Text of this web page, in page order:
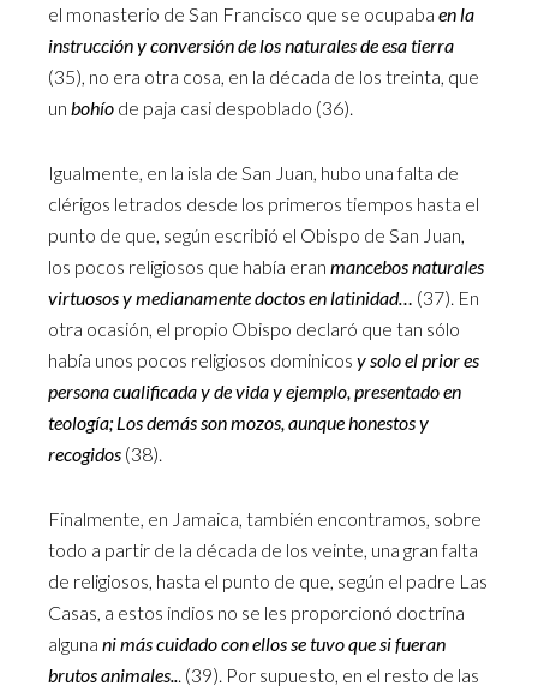
el monasterio de San Francisco que se ocupaba en la
instrucción y conversión de los naturales de esa tierra
(35), no era otra cosa, en la década de los treinta, que
un bohío de paja casi despoblado (36).
Igualmente, en la isla de San Juan, hubo una falta de
clérigos letrados desde los primeros tiempos hasta el
punto de que, según escribió el Obispo de San Juan,
los pocos religiosos que había eran mancebos naturales
virtuosos y medianamente doctos en latinidad… (37). En
otra ocasión, el propio Obispo declaró que tan sólo
había unos pocos religiosos dominicos y solo el prior es
persona cualificada y de vida y ejemplo, presentado en
teología; Los demás son mozos, aunque honestos y
recogidos (38).
Finalmente, en Jamaica, también encontramos, sobre
todo a partir de la década de los veinte, una gran falta
de religiosos, hasta el punto de que, según el padre Las
Casas, a estos indios no se les proporcionó doctrina
alguna ni más cuidado con ellos se tuvo que si fueran
brutos animales... (39). Por supuesto, en el resto de las